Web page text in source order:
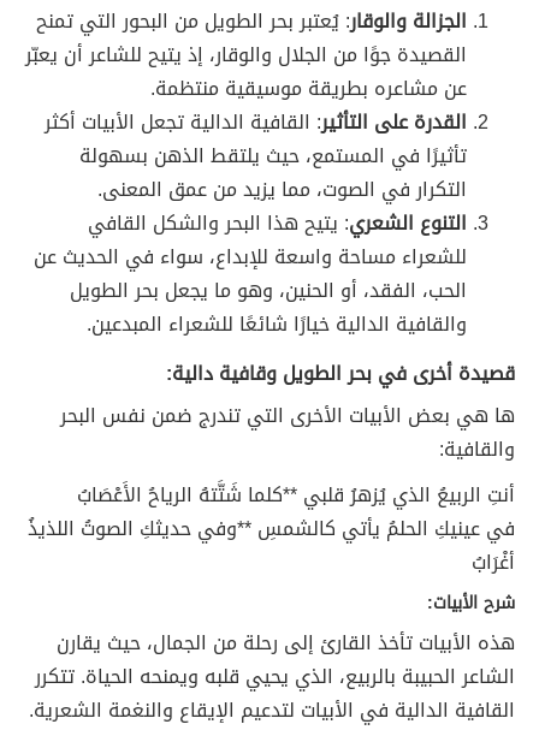
الجزالة والوقار: يُعتبر بحر الطويل من البحور التي تمنح
القصيدة جوًا من الجلال والوقار، إذ يتيح للشاعر أن يعبّر
عن مشاعره بطريقة موسيقية منتظمة.
القدرة على التأثير: القافية الدالية تجعل الأبيات أكثر
تأثيرًا في المستمع، حيث يلتقط الذهن بسهولة
التكرار في الصوت، مما يزيد من عمق المعنى.
التنوع الشعري: يتيح هذا البحر والشكل القافي
للشعراء مساحة واسعة للإبداع، سواء في الحديث عن
الحب، الفقد، أو الحنين، وهو ما يجعل بحر الطويل
والقافية الدالية خيارًا شائعًا للشعراء المبدعين.
قصيدة أخرى في بحر الطويل وقافية دالية:
ها هي بعض الأبيات الأخرى التي تندرج ضمن نفس البحر
والقافية:
أنتِ الربيعُ الذي يُزهرُ قلبي **كلما شَتَّتهُ الرياحُ الأَعْصَابُ
في عينيكِ الحلمُ يأتي كالشمسِ **وفي حديثكِ الصوتُ اللذيذُ
أغْرَابُ
شرح الأبيات:
هذه الأبيات تأخذ القارئ إلى رحلة من الجمال، حيث يقارن
الشاعر الحبيبة بالربيع، الذي يحيي قلبه ويمنحه الحياة. تتكرر
القافية الدالية في الأبيات لتدعيم الإيقاع والنغمة الشعرية.